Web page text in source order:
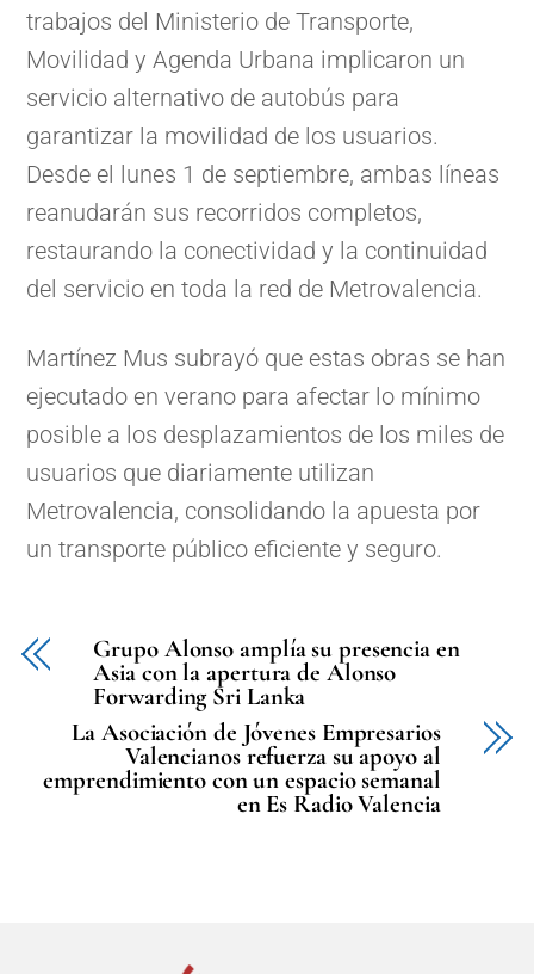
trabajos del Ministerio de Transporte,
Movilidad y Agenda Urbana implicaron un
servicio alternativo de autobús para
garantizar la movilidad de los usuarios.
Desde el lunes 1 de septiembre, ambas líneas
reanudarán sus recorridos completos,
restaurando la conectividad y la continuidad
del servicio en toda la red de Metrovalencia.
Martínez Mus subrayó que estas obras se han
ejecutado en verano para afectar lo mínimo
posible a los desplazamientos de los miles de
usuarios que diariamente utilizan
Metrovalencia, consolidando la apuesta por
un transporte público eficiente y seguro.
Grupo Alonso amplía su presencia en
Asia con la apertura de Alonso
Forwarding Sri Lanka
La Asociación de Jóvenes Empresarios
Valencianos refuerza su apoyo al
emprendimiento con un espacio semanal
en Es Radio Valencia